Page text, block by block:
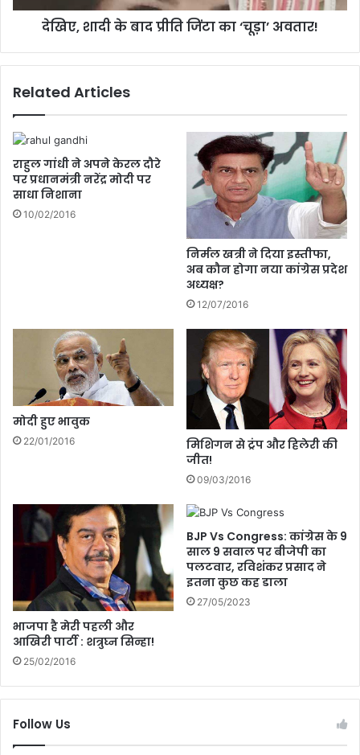
हा
द
का
ड़ा
’
अ
व
ता
देखिए, शादी के बाद प्रीति जिंटा का ‘चूड़ा’ अवतार!
Related Articles
राहुल गांधी ने अपने केरल दौरे
पर प्रधानमंत्री नरेंद्र मोदी पर
साधा निशाना
10/02/2016
निर्मल खत्री ने दिया इस्तीफा,
अब कौन होगा नया कांग्रेस प्रदेश
अध्यक्ष?
12/07/2016
मोदी हुए भावुक
22/01/2016
मिशिगन से ट्रंप और हिलेरी की
जीत!
09/03/2016
भाजपा है मेरी पहली और
आखिरी पार्टी : शत्रुघ्न सिन्हा!
25/02/2016
BJP Vs Congress: कांग्रेस के 9
साल 9 सवाल पर बीजेपी का
पलटवार, रविशंकर प्रसाद ने
इतना कुछ कह डाला
27/05/2023
Follow Us